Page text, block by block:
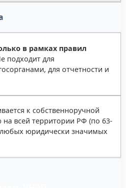
в рамках правил
подходит для
для отчетности и
к собственноручной
на всей территории РФ (по 63-
юридически значимых